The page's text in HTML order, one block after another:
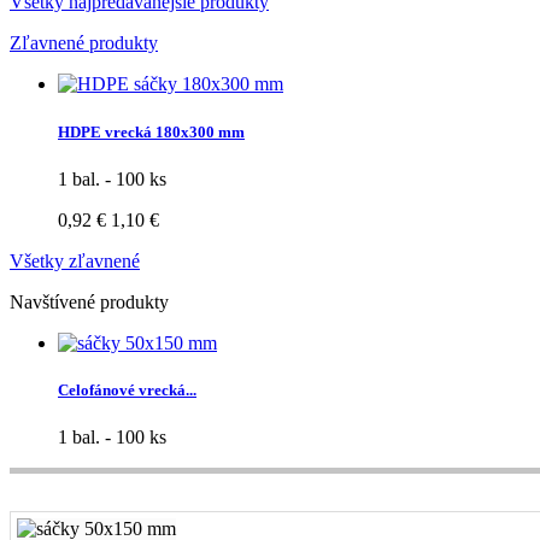
Zľavnené produkty
HDPE vrecká 180x300 mm
1 bal. - 100 ks
0,92 € 1,10 €
Všetky zľavnené
Navštívené produkty
Celofánové vrecká...
1 bal. - 100 ks